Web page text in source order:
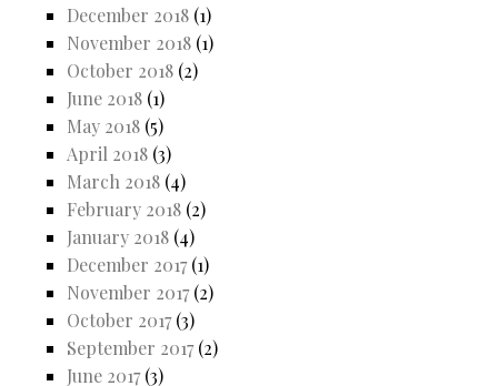
December 2018 (1)
November 2018 (1)
October 2018 (2)
June 2018 (1)
May 2018 (5)
April 2018 (3)
March 2018 (4)
February 2018 (2)
January 2018 (4)
December 2017(1)
November 2017(2)
October 2017(3)
September 2017(2)
June 2017(3)